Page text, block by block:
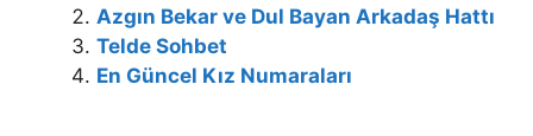
Azgın Bekar ve Dul Bayan Arkadaş Hattı
Telde Sohbet
En Güncel Kız Numaraları